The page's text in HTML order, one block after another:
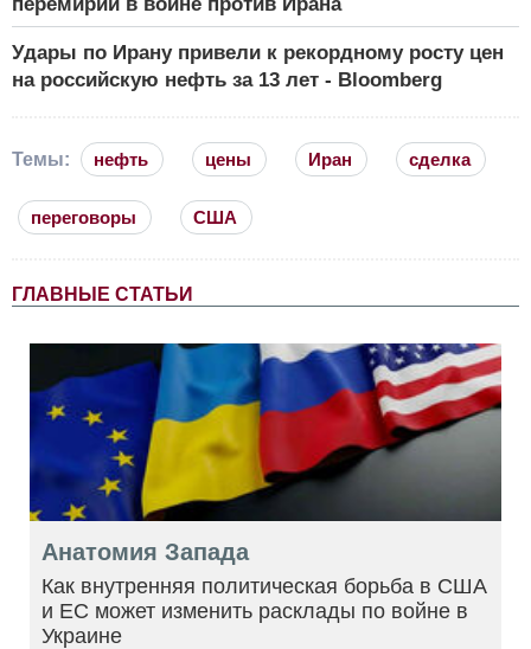
Удары по Ирану привели к рекордному росту цен
на российскую нефть за 13 лет - Bloomberg
Темы: нефть цены Иран сделка
переговоры США
ГЛАВНЫЕ СТАТЬИ
Анатомия Запада
Как внутренняя политическая борьба в США
и ЕС может изменить расклады по войне в
Украине